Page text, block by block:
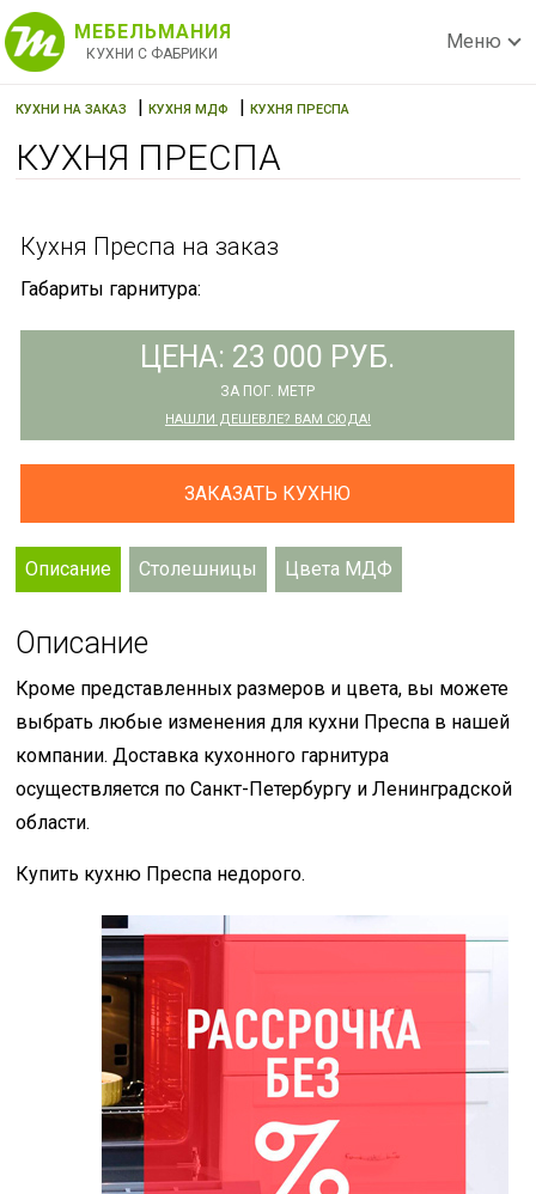
МЕБЕЛЬМАНИЯ
КУХНИ С ФАБРИКИ
Меню
КУХНИ НА ЗАКАЗ |КУХНЯ МДФ |КУХНЯ ПРЕСПА
КУХНЯ ПРЕСПА
Кухня Преспа на заказ
Габариты гарнитура:
ЦЕНА: 23 000 РУБ.
ЗА ПОГ. МЕТР
НАШЛИ ДЕШЕВЛЕ? ВАМ СЮДА!
ЗАКАЗАТЬ КУХНЮ
Описание Столешницы Цвета МДФ
Описание
Кроме представленных размеров и цвета, вы можете
выбрать любые изменения для кухни Преспа в нашей
компании. Доставка кухонного гарнитура
осуществляется по Санкт-Петербургу и Ленинградской
области.
Купить кухню Преспа недорого.